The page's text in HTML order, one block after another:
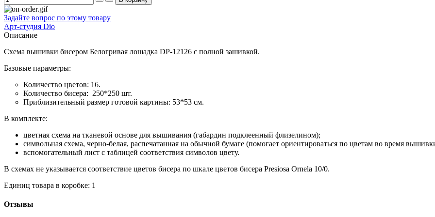
Задайте вопрос по этому товару
Арт-студия Dio
Описание
Схема вышивки бисером Белогривая лошадка DP-12126 с полной зашивкой.
Базовые параметры:
Количество цветов: 16.
Количество бисера: 250*250 шт.
Приблизительный размер готовой картины: 53*53 см.
В комплекте:
цветная схема на тканевой основе для вышивания (габардин подклеенный флизелином);
символьная схема, черно-белая, распечатанная на обычной бумаге (помогает ориентироваться по цветам во время
вспомогательный лист с таблицей соответствия символов цвету.
В схемах не указывается соответствие цветов бисера по шкале цветов бисера Presiosa Ornela 10/0.
Единиц товара в коробке: 1
Отзывы